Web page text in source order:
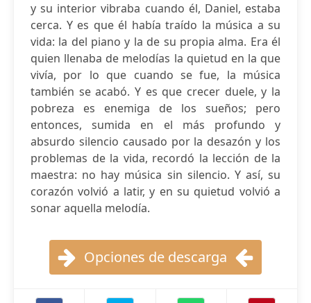
y su interior vibraba cuando él, Daniel, estaba
cerca. Y es que él había traído la música a su
vida: la del piano y la de su propia alma. Era él
quien llenaba de melodías la quietud en la que
vivía, por lo que cuando se fue, la música
también se acabó. Y es que crecer duele, y la
pobreza es enemiga de los sueños; pero
entonces, sumida en el más profundo y
absurdo silencio causado por la desazón y los
problemas de la vida, recordó la lección de la
maestra: no hay música sin silencio. Y así, su
corazón volvió a latir, y en su quietud volvió a
sonar aquella melodía.
Opciones de descarga